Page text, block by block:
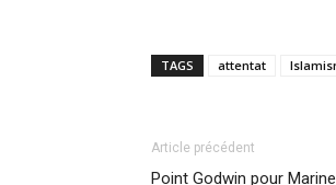
TAGS attentat
Article précédent
Point Godwin pour Marine